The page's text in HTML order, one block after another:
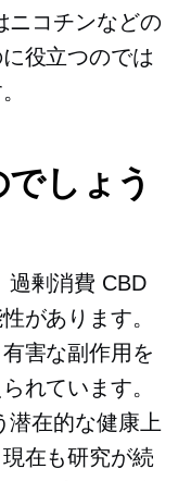
ニコチンなどの
役立つのでは
しょう
過剰消費 CBD
があります。
害な副作用を
れています。
潜在的な健康上
在も研究が続